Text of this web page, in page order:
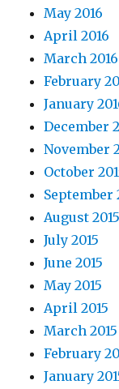
May 2016
April 2016
March 2016
February
January
December
November
October
September
August 2015
July 2015
June 2015
May 2015
April 2015
March 2015
February
January